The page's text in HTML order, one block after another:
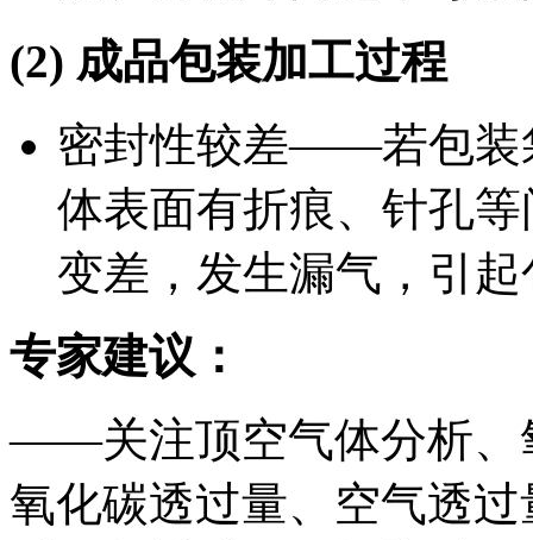
(2) 成品包装加工过程
密封性较差——若包装
体表面有折痕、针孔
变差，发生漏气，引
专家建议：
——关注顶空气体分析、
氧化碳透过量、空气透